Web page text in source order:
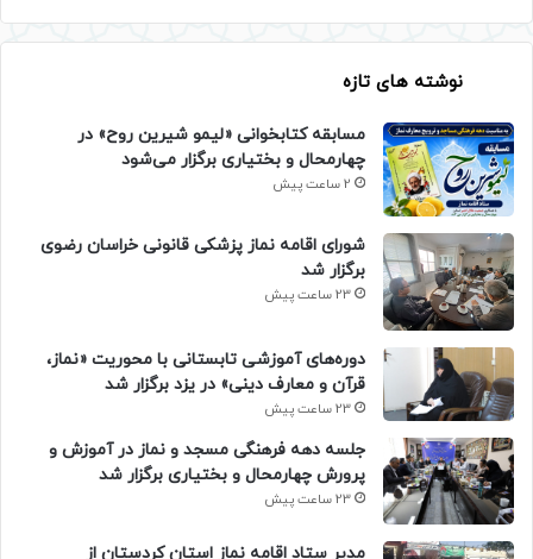
نوشته های تازه
مسابقه کتابخوانی «لیمو شیرین روح» در
چهارمحال و بختیاری برگزار می‌شود
2 ساعت پیش
شورای اقامه نماز پزشکی قانونی خراسان رضوی
برگزار شد
23 ساعت پیش
دوره‌های آموزشی تابستانی با محوریت «نماز،
قرآن و معارف دینی» در یزد برگزار شد
23 ساعت پیش
جلسه دهه فرهنگی مسجد و نماز در آموزش و
پرورش چهارمحال و بختیاری برگزار شد
23 ساعت پیش
مدیر ستاد اقامه نماز استان کردستان از